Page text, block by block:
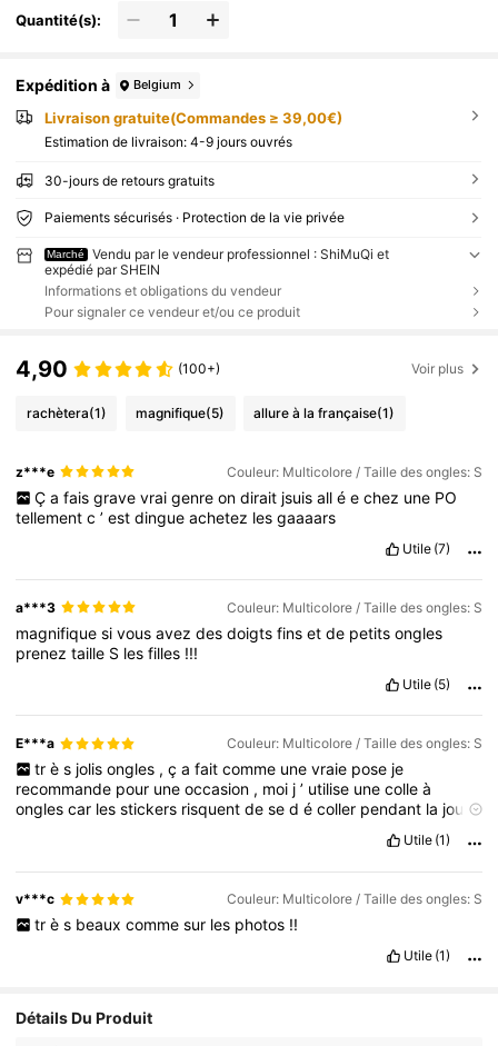
certs et aux occasions professionnelles légères, et
constituent un excellent cadeau pour les femmes et
Quantité(s):
Expédition à Belgium
Livraison gratuite(Commandes ≥ 39,00€)
Estimation de livraison: 4-9 jours ouvrés
30-jours de retours gratuits
Paiements sécurisés · Protection de la vie privée
Marché
Vendu par le vendeur professionnel : ShiMuQi et
expédié par SHEIN
Informations et obligations du vendeur
Pour signaler ce vendeur et/ou ce produit
4,90 (100+) Voir plus
rachètera(1) magnifique(5) allure à la française(1)
z***e Couleur: Multicolore / Taille des ongles: S
Ç a fais grave vrai genre on dirait jsuis all é e chez une PO
tellementc’estdingueachetez lesgaaaars
Utile (7)
a***3 Couleur: Multicolore / Taille des ongles: S
magnifiquesivousavezdesdoigtsfinsetde petitsongles
preneztaille S lesfilles !!!
Utile (5)
E***a Couleur: Multicolore / Taille des ongles: S
tr è s jolis ongles , ç a fait comme une vraie pose je
recommande pour uneoccasion , moi j’ utilise unecolleà
onglescar lesstickers risquentdesedécoller pendant la journ
Utile (1)
v***c Couleur: Multicolore / Taille des ongles: S
tr è s beaux comme sur les photos !!
Utile (1)
Détails Du Produit